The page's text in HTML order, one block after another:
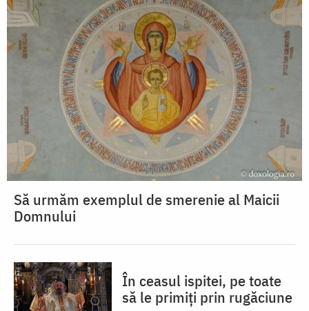
Să urmăm exemplul de smerenie al Maicii
Domnului
În ceasul ispitei, pe toate
să le primiți prin rugăciune